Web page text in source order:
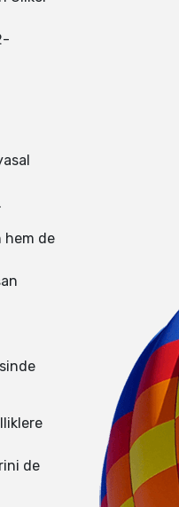
hem de
de